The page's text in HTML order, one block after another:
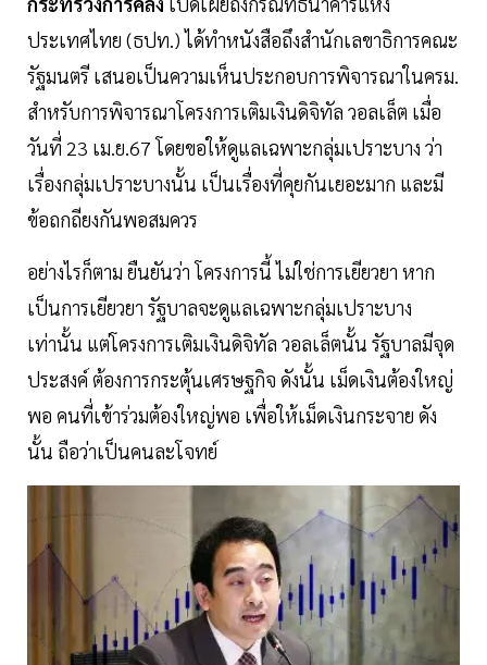
ประเทศไทย (ธปท.) ได้ทำหนังสือถึงสำนักเลขาธิการคณะ
รัฐมนตรี เสนอเป็นความเห็นประกอบการพิจารณาในครม.
สำหรับการพิจารณาโครงการเติมเงินดิจิทัล วอลเล็ต เมื่อ
วันที่ 23 เม.ย.67 โดยขอให้ดูแลเฉพาะกลุ่มเปราะบาง ว่า
เรื่องกลุ่มเปราะบางนั้น เป็นเรื่องที่คุยกันเยอะมาก และมี
ข้อถกถียงกันพอสมควร
อย่างไรก็ตาม ยืนยันว่า โครงการนี้ ไม่ใช่การเยียวยา หาก
เป็นการเยียวยา รัฐบาลจะดูแลเฉพาะกลุ่มเปราะบาง
เท่านั้น แต่โครงการเติมเงินดิจิทัล วอลเล็ตนั้น รัฐบาลมีจุด
ประสงค์ ต้องการกระตุ้นเศรษฐกิจ ดังนั้น เม็ดเงินต้องใหญ่
พอ คนที่เข้าร่วมต้องใหญ่พอ เพื่อให้เม็ดเงินกระจาย ดัง
นั้น ถือว่าเป็นคนละโจทย์